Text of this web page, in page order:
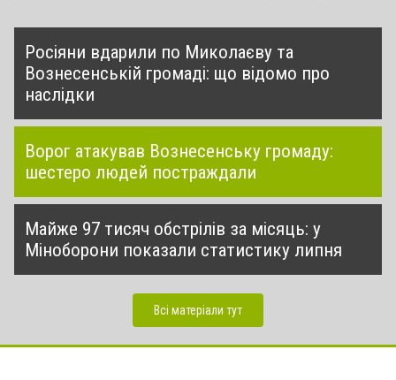
Росіяни вдарили по Миколаєву та
Вознесенській громаді: що відомо про
наслідки
Ворог атакував Вознесенську громаду:
шестеро людей постраждали
Майже 97 тисяч обстрілів за місяць: у
Міноборони показали статистику липня
Всі матеріали тут